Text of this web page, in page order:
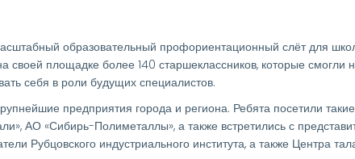
образовательный профориентационный слёт для
площадке более 140 старшеклассников, которые смогли
себя в роли будущих специалистов.
предприятия города и региона. Ребята посетили
АО «Сибирь-Полиметаллы», а также встретились с
Рубцовского индустриального института, а также Центра